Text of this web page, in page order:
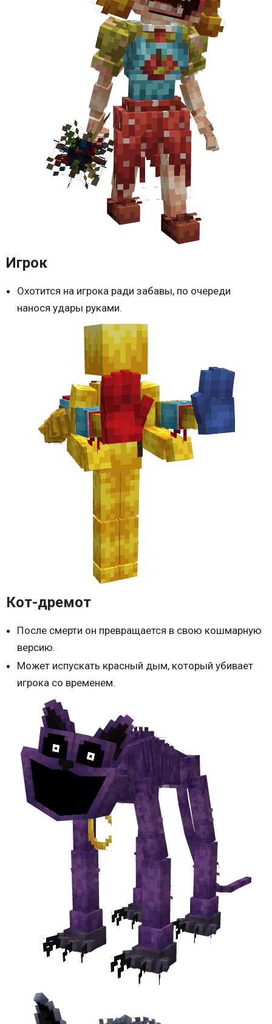
Игрок
Охотится на игрока ради забавы, по очереди
нанося удары руками.
Кот-дремот
После смерти он превращается в свою кошмарную
версию.
Может испускать красный дым, который убивает
игрока со временем.